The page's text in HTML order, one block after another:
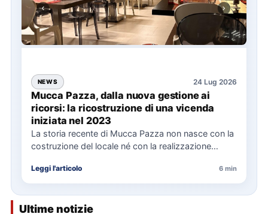
NEWS 24 Lug 2026
Mucca Pazza, dalla nuova gestione ai
ricorsi: la ricostruzione di una vicenda
iniziata nel 2023
La storia recente di Mucca Pazza non nasce con la
costruzione del locale né con la realizzazione
Leggi l'articolo 6 min
Ultime notizie